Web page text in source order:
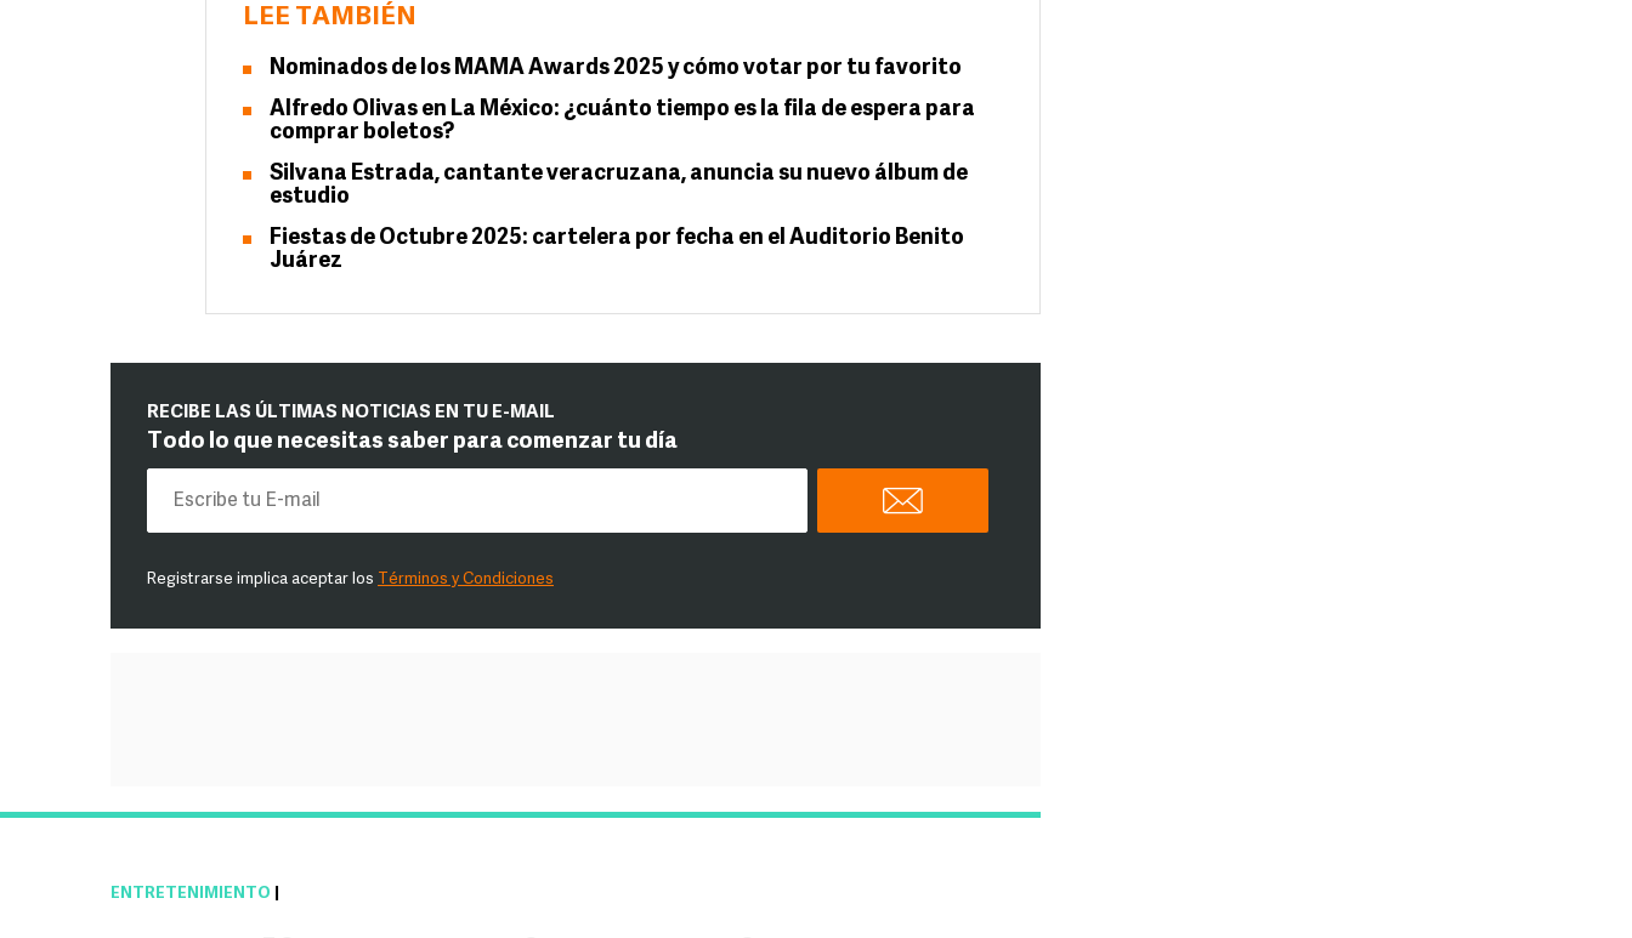
LEE TAMBIÉN
Nominados de los MAMA Awards 2025 y cómo votar por tu favorito
Alfredo Olivas en La México: ¿cuánto tiempo es la fila de espera para
comprar boletos?
Silvana Estrada, cantante veracruzana, anuncia su nuevo álbum de
estudio
Fiestas de Octubre 2025: cartelera por fecha en el Auditorio Benito
Juárez
RECIBE LAS ÚLTIMAS NOTICIAS EN TU E-MAIL
Todo lo que necesitas saber para comenzar tu día
Registrarse implica aceptar los Términos y Condiciones
ENTRETENIMIENTO